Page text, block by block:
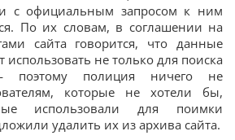
с официальным запросом к ним
По их словам, в соглашении на
сайта говорится, что данные
использовать не только для поиска
поэтому полиция ничего не
которые не хотели бы,
использовали для поимки
удалить их из архива сайта.